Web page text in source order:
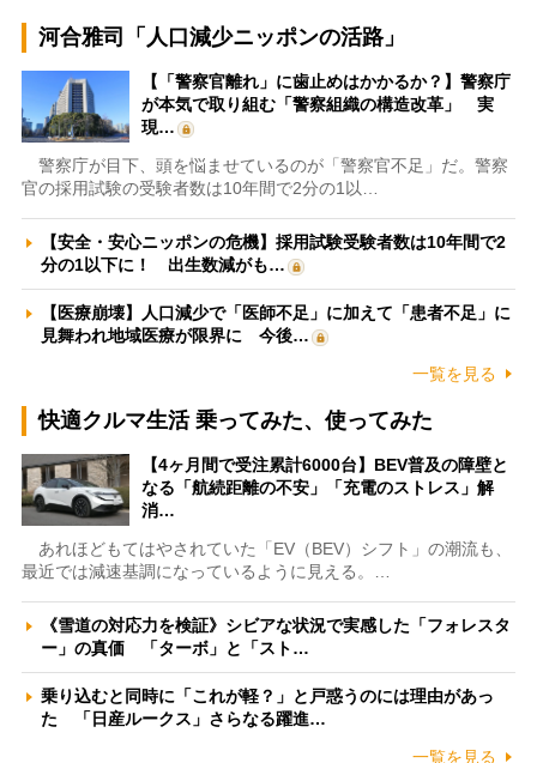
河合雅司「人口減少ニッポンの活路」
【「警察官離れ」に歯止めはかかるか？】警察庁
が本気で取り組む「警察組織の構造改革」 実
現…
警察庁が目下、頭を悩ませているのが「警察官不足」だ。警察
官の採用試験の受験者数は10年間で2分の1以…
【安全・安心ニッポンの危機】採用試験受験者数は10年間で2
分の1以下に！ 出生数減がも…
【医療崩壊】人口減少で「医師不足」に加えて「患者不足」に
見舞われ地域医療が限界に 今後…
一覧を見る
快適クルマ生活 乗ってみた、使ってみた
【4ヶ月間で受注累計6000台】BEV普及の障壁と
なる「航続距離の不安」「充電のストレス」解
消…
あれほどもてはやされていた「EV（BEV）シフト」の潮流も、
最近では減速基調になっているように見える。…
《雪道の対応力を検証》シビアな状況で実感した「フォレスタ
ー」の真価 「ターボ」と「スト…
乗り込むと同時に「これが軽？」と戸惑うのには理由があっ
た 「日産ルークス」さらなる躍進…
一覧を見る